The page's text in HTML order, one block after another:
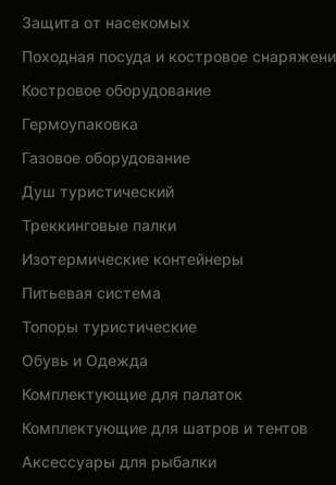
Защита от насекомых
Походная посуда и костровое
Костровое оборудование
Гермоупаковка
Газовое оборудование
Душ туристический
Треккинговые палки
Изотермические контейнеры
Питьевая система
Топоры туристические
Обувь и Одежда
Комплектующие для палаток
Комплектующие для шатров и тентов
Аксессуары для рыбалки